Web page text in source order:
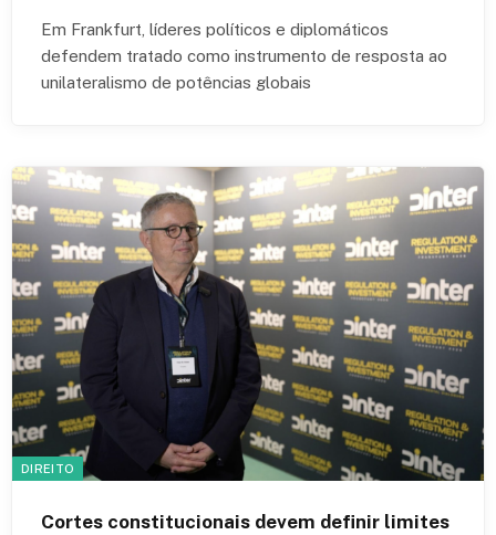
Em Frankfurt, líderes políticos e diplomáticos
defendem tratado como instrumento de resposta ao
unilateralismo de potências globais
DIREITO
Cortes constitucionais devem definir limites